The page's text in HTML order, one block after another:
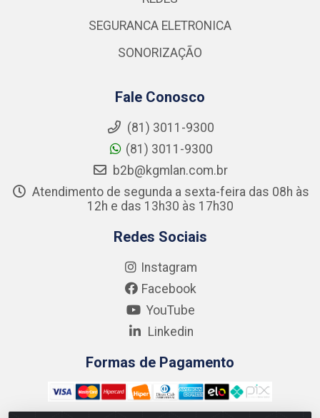
SEGURANCA ELETRONICA
SONORIZAÇÃO
Fale Conosco
(81) 3011-9300
(81) 3011-9300
b2b@kgmlan.com.br
Atendimento de segunda a sexta-feira das 08h às
12h e das 13h30 às 17h30
Redes Sociais
Instagram
Facebook
YouTube
Linkedin
Formas de Pagamento